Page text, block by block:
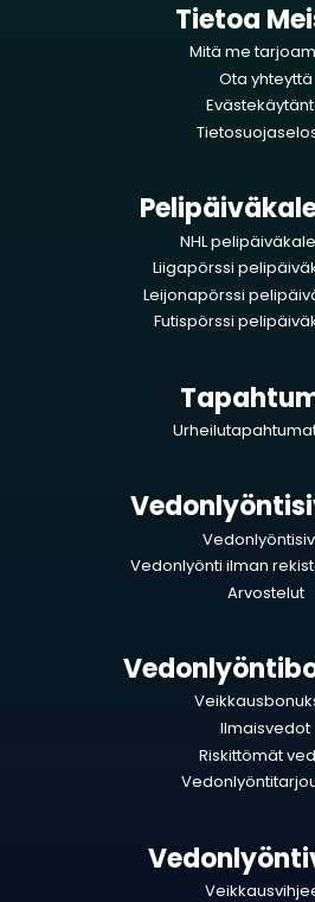
Tietoa
Mitä me
Ota yhteyttä
NHL
Liigapörssi
Leijonapörssi
Futispörssi
Vedonlyönti ilman
Arvostelut
Ilmaisvedot
Riskittömät